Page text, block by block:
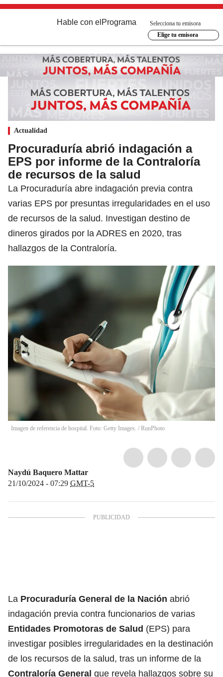
Hable con el Programa
Selecciona tu emisora
Elige tu emisora
Actualidad
Procuraduría abrió indagación a
EPS por informe de la Contraloría
de recursos de la salud
La Procuraduría abre indagación previa contra
varias EPS por presuntas irregularidades en el uso
de recursos de la salud. Investigan destino de
dineros girados por la ADRES en 2020, tras
hallazgos de la Contraloría.
Imagen de referencia de hospital. Foto: Getty Images. / RunPhoto
Naydú Baquero Mattar
21/10/2024 - 07:29 GMT-5
La Procuraduría General de la Nación abrió
indagación previa contra funcionarios de varias
Entidades Promotoras de Salud (EPS) para
investigar posibles irregularidades en la destinación
de los recursos de la salud, tras un informe de la
Contraloría General que revela hallazgos sobre su